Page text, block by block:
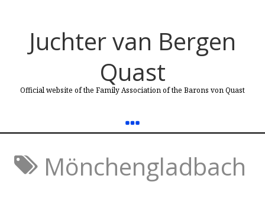
Juchter van Bergen
Quast
Official website of the Family Association of the Barons von Quast
Mönchengladbach